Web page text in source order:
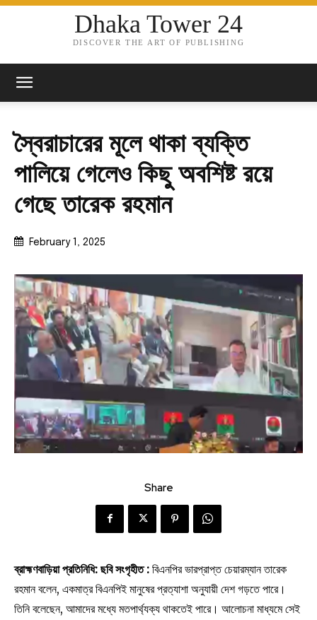
Dhaka Tower 24
DISCOVER THE ART OF PUBLISHING
স্বৈরাচারের মূলে থাকা ব্যক্তি
পালিয়ে গেলেও কিছু অবশিষ্ট রয়ে
গেছে তারেক রহমান
February 1, 2025
Share
ব্রাহ্মণবাড়িয়া প্রতিনিধি: ছবি সংগৃহীত : বিএনপির ভারপ্রাপ্ত চেয়ারম্যান তারেক
রহমান বলেন, একমাত্র বিএনপিই মানুষের প্রত্যাশা অনুযায়ী দেশ গড়তে পারে।
তিনি বলেছেন, আমাদের মধ্যে মতপার্থ্যক্য থাকতেই পারে। আলোচনা মাধ্যমে সেই